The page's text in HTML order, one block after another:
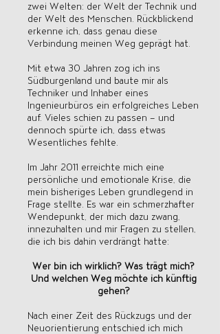
zwei Welten: der Welt der Technik und
der Welt des Menschen. Rückblickend
erkenne ich, dass genau diese
Verbindung meinen Weg geprägt hat.
Mit etwa 30 Jahren zog ich ins
Südburgenland und baute mir als
Techniker und Inhaber eines
Ingenieurbüros ein erfolgreiches Leben
auf. Vieles schien zu passen – und
dennoch spürte ich, dass etwas
Wesentliches fehlte.
Im Jahr 2011 erreichte mich eine
persönliche und emotionale Krise, die
mein bisheriges Leben grundlegend in
Frage stellte. Es war ein schmerzhafter
Wendepunkt, der mich dazu zwang,
innezuhalten und mir Fragen zu stellen,
die ich bis dahin verdrängt hatte:
Wer bin ich wirklich? Was trägt mich?
Und welchen Weg möchte ich künftig
gehen?
Nach einer Zeit des Rückzugs und der
Neuorientierung entschied ich mich